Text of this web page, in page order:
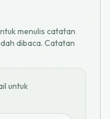
menulis catatan
dibaca. Catatan
untuk